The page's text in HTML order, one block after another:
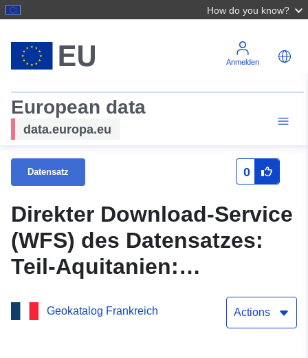
How do you know?
Anmelden
European data
data.europa.eu
Datensatz 0
Direkter Download-Service
(WFS) des Datensatzes:
Teil-Aquitanien:
Einreichung von
Geokatalog Frankreich Actions